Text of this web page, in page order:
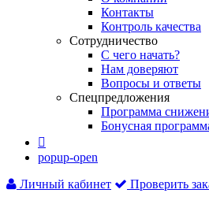
Контакты
Контроль качества
Сотрудничество
С чего начать?
Нам доверяют
Вопросы и ответы
Спецпредложения
Программа
Бонусная

popup-open
Личный кабинет
Проверить